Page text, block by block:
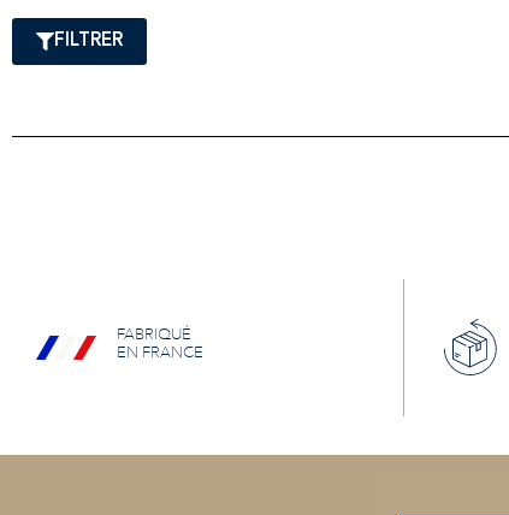
FILTRER
FABRIQUÉ
EN FRANCE